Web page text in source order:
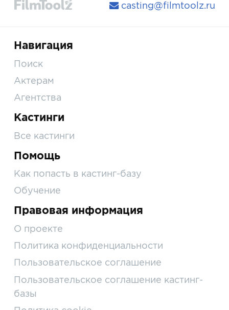
casting@filmtoolz.ru
Навигация
Поиск
Актерам
Агентства
Кастинги
Все кастинги
Помощь
Как попасть в кастинг-базу
Обучение
Правовая информация
О проекте
Политика конфиденциальности
Пользовательское соглашение
Пользовательское соглашение кастинг-
базы